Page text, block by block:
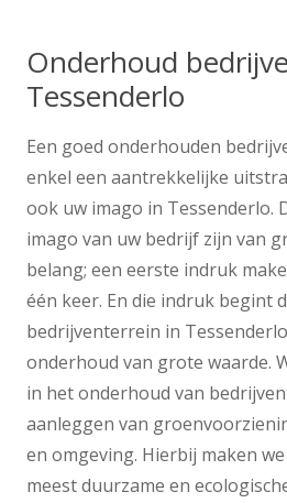
Onderhoud
Tessenderlo
Een goed onderhouden
enkel een aantrekkelijke
ook uw imago in Tessenderlo.
imago van uw bedrijf zijn van
belang; een eerste indruk
één keer. En die indruk begint
bedrijventerrein in
onderhoud van grote waarde.
in het onderhoud van
aanleggen van
en omgeving. Hierbij maken
meest duurzame en